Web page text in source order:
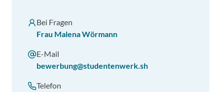
Bei Fragen
Frau Malena Wörmann
E-Mail
bewerbung@studentenwerk.sh
Telefon